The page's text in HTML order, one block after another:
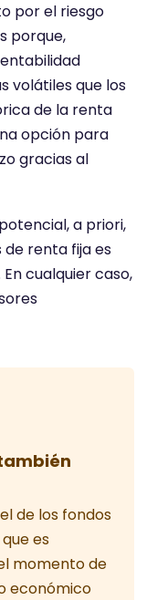
por el riesgo
porque,
volátiles que los
de la renta
opción para
gracias al
a priori,
de renta fija es
cualquier caso,
de los fondos
es
momento de
económico